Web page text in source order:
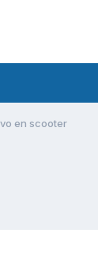
en scooter